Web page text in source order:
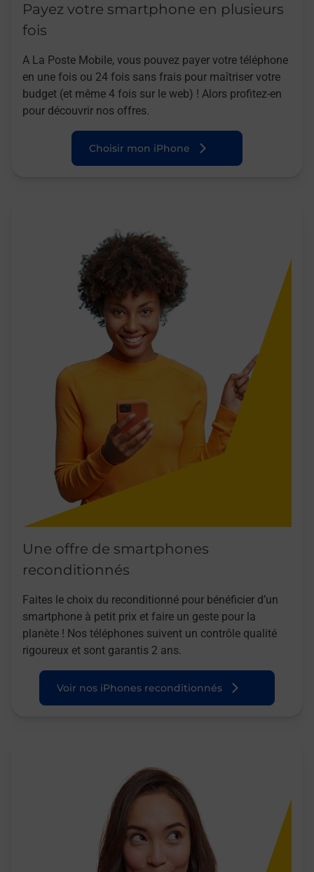
Payez votre smartphone en plusieurs
fois
A La Poste Mobile, vous pouvez payer votre téléphone
en une fois ou 24 fois sans frais pour maîtriser votre
budget (et même 4 fois sur le web) ! Alors profitez-en
pour découvrir nos offres.
Choisir mon iPhone
Une offre de smartphones
reconditionnés
Faites le choix du reconditionné pour bénéficier d’un
smartphone à petit prix et faire un geste pour la
planète ! Nos téléphones suivent un contrôle qualité
rigoureux et sont garantis 2 ans.
Voir nos iPhones reconditionnés